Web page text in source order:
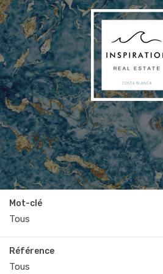
Mot-clé
Référence